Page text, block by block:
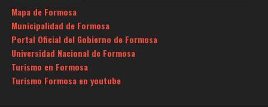
Mapa de Formosa
Municipalidad de Formosa
Portal Oficial del Gobierno de Formosa
Universidad Nacional de Formosa
Turismo en Formosa
Turismo Formosa en youtube